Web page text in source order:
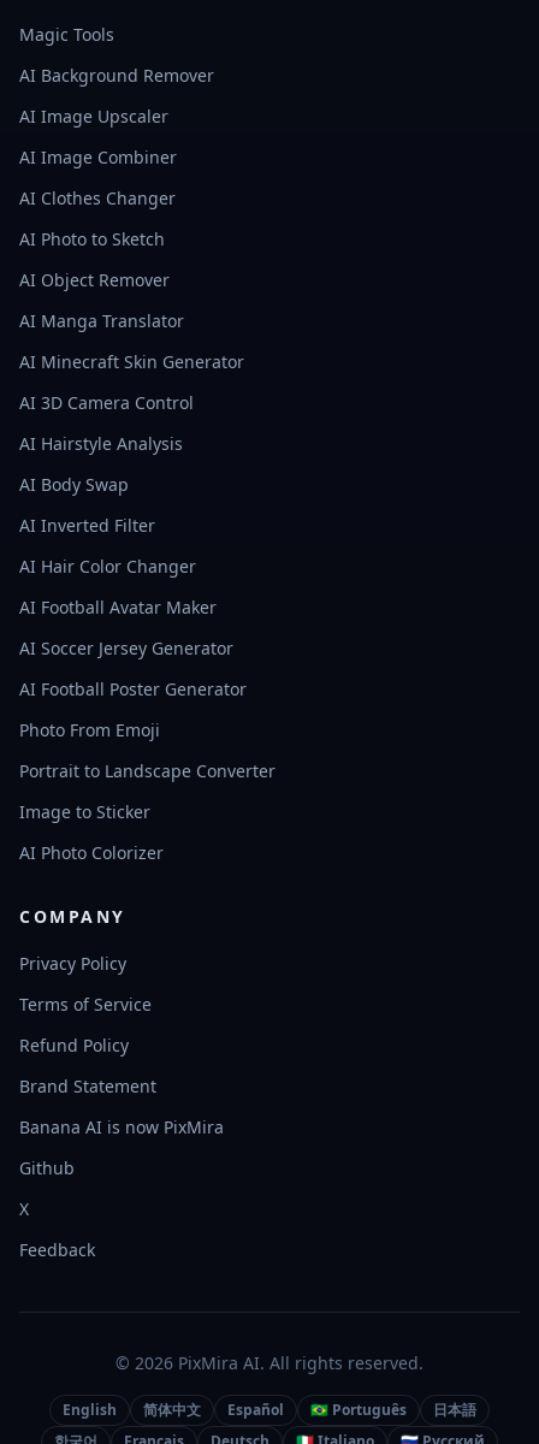
Magic Tools
AI Background Remover
AI Image Upscaler
AI Image Combiner
AI Clothes Changer
AI Photo to Sketch
AI Object Remover
AI Manga Translator
AI Minecraft Skin Generator
AI 3D Camera Control
AI Hairstyle Analysis
AI Body Swap
AI Inverted Filter
AI Hair Color Changer
AI Football Avatar Maker
AI Soccer Jersey Generator
AI Football Poster Generator
Photo From Emoji
Portrait to Landscape Converter
Image to Sticker
AI Photo Colorizer
COMPANY
Privacy Policy
Terms of Service
Refund Policy
Brand Statement
Banana AI is now PixMira
Github
X
Feedback
© 2026 PixMira AI. All rights reserved.
English 简体中文 Español 🇧🇷 Português
日本語